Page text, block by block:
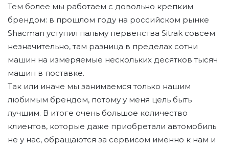
Тем более мы работаем с довольно крепким
брендом: в прошлом году на российском рынке
Shacman уступил пальму первенства Sitrak совсем
незначительно, там разница в пределах сотни
машин на измеряемые нескольких десятков тысяч
машин в поставке.
Так или иначе мы занимаемся только нашим
любимым брендом, потому у меня цель быть
лучшим. В итоге очень большое количество
клиентов, которые даже приобретали автомобиль
не у нас, обращаются за сервисом именно к нам и